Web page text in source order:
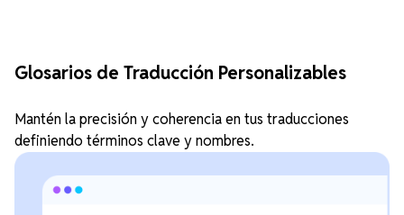
Glosarios de Traducción Personalizables
Mantén la precisión y coherencia en tus traducciones
definiendo términos clave y nombres.